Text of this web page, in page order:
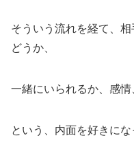
そういう流れを経て、
どうか、
一緒にいられるか、感
という、内面を好きにな